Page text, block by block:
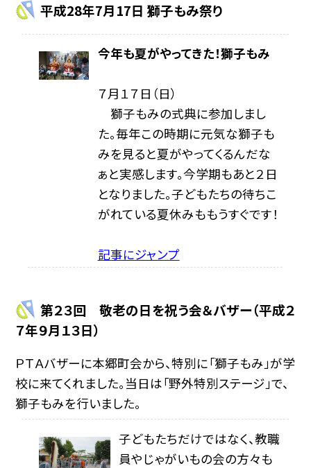
平成28年7月17日 獅子もみ祭り
今年も夏がやってきた！獅子もみ
７月１７日（日）
獅子もみの式典に参加しまし
た。毎年この時期に元気な獅子も
みを見ると夏がやってくるんだな
ぁと実感します。今学期もあと２日
となりました。子どもたちの待ちこ
がれている夏休みももうすぐです！
記事にジャンプ
第２３回 敬老の日を祝う会＆バザー（平成２
７年９月１３日）
ＰＴＡバザーに本郷町会から、特別に「獅子もみ」が学
校に来てくれました。当日は「野外特別ステージ」で、
獅子もみを行いました。
子どもたちだけではなく、教職
員やじゃがいもの会の方々も